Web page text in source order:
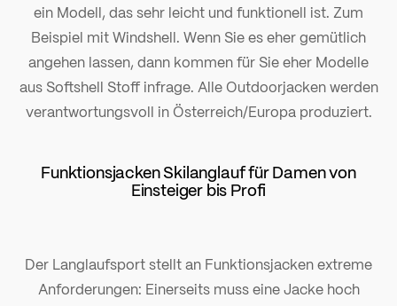
ein Modell, das sehr leicht und funktionell ist. Zum
Beispiel mit Windshell. Wenn Sie es eher gemütlich
angehen lassen, dann kommen für Sie eher Modelle
aus Softshell Stoff infrage. Alle Outdoorjacken werden
verantwortungsvoll in Österreich/Europa produziert.
Funktionsjacken Skilanglauf für Damen von
Einsteiger bis Profi
Der Langlaufsport stellt an Funktionsjacken extreme
Anforderungen: Einerseits muss eine Jacke hoch